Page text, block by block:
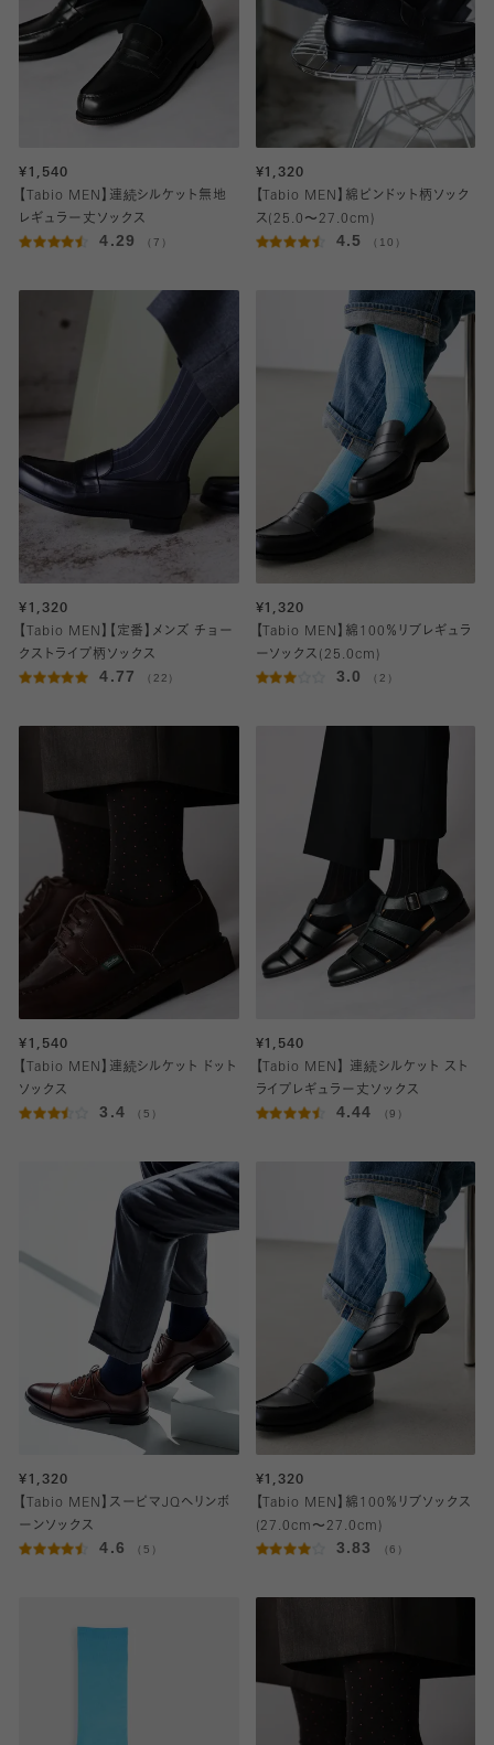
¥1,540
【Tabio MEN】連続シルケット無地
レギュラー丈ソックス
4.29 （7）
¥1,320
【Tabio MEN】綿ピンドット柄ソック
ス(25.0〜27.0cm)
4.5 （10）
¥1,320
【Tabio MEN】【定番】メンズ チョー
クストライプ柄ソックス
4.77 （22）
¥1,320
【Tabio MEN】綿100％リブレギュラ
ーソックス(25.0cm)
3.0 （2）
¥1,540
【Tabio MEN】連続シルケット ドット
ソックス
3.4 （5）
¥1,540
【Tabio MEN】 連続シルケット スト
ライプレギュラー丈ソックス
4.44 （9）
¥1,320
【Tabio MEN】スーピマJQヘリンボ
ーンソックス
4.6 （5）
¥1,320
【Tabio MEN】綿100％リブソックス
(27.0cm〜27.0cm)
3.83 （6）